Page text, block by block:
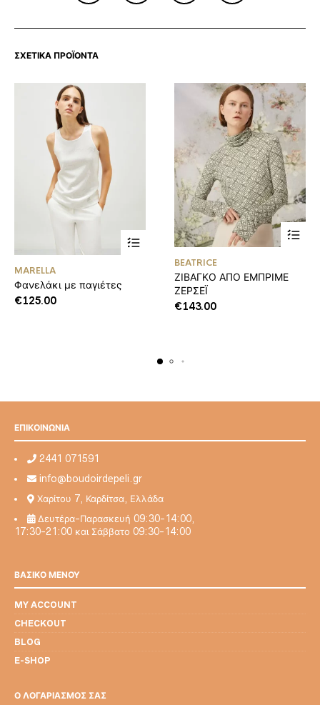
ΣΧΕΤΙΚΆ ΠΡΟΪΌΝΤΑ
προϊόν
μπορούν
στη
προϊόντος
MARELLA
Φανελάκι με παγιέτες
€125.00
προϊόν
BEATRICE
ΖΙΒΑΓΚΟ ΑΠΟ ΕΜΠΡΙΜΕ
ΖΕΡΣΕΪ
€143.00
ΕΠΙΚΟΙΝΩΝΙΑ
2441 071591
info@boudoirdepeli.gr
Χαρίτου 7, Καρδίτσα, Ελλάδα
Δευτέρα-Παρασκευή 09:30-14:00,
17:30-21:00 και Σάββατο 09:30-14:00
ΒΑΣΙΚΟ ΜΕΝΟΥ
MY ACCOUNT
CHECKOUT
BLOG
E-SHOP
Ο ΛΟΓΑΡΙΑΣΜΟΣ ΣΑΣ